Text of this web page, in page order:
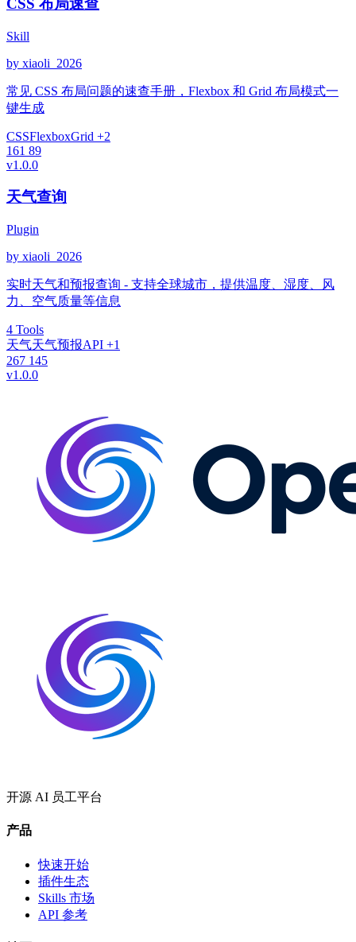
CSS 布局速查
Skill
by xiaoli_2026
常见 CSS 布局问题的速查手册，Flexbox 和 Grid 布局模式一
键生成
CSSFlexboxGrid +2
161 89
v1.0.0
天气查询
Plugin
by xiaoli_2026
实时天气和预报查询 - 支持全球城市，提供温度、湿度、风
力、空气质量等信息
4 Tools
天气天气预报API +1
267 145
v1.0.0
开源 AI 员工平台
产品
快速开始
插件生态
Skills 市场
API 参考